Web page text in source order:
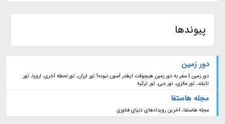
پیوندها
دور زمین
دور زمین | سفر به دور زمین هیچوقت اینقدر آسون نبوده! تور ارزان، تور لحظه آخری، اروپا، تور
تایلند، تور مالزی، تور دبی، تور ترکیه
مجله هاستفا
مجله هاستفا، آخرین رویدادهای دنیای فناوری